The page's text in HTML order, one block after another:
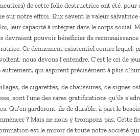
de cette folie destructrice ont été, pour
sur notre effroi. Eux savent la valeur salvatrice
leur capacité à intégrer dans le corps social.
devraient pouvoir bénéficier de reconnaissance
Ce dénuement existentiel contre lequel,
nous devons l’entendre. C’est le cri de
qui aspirent précisément à plus
de cigarettes, de chaussures, de signes
sont l’une des rares gratifications qu’ils
Qu’en garderont-ils de durable, à part le
? Mais ne nous y trompons pas. Cette
est le miroir de toute notre société